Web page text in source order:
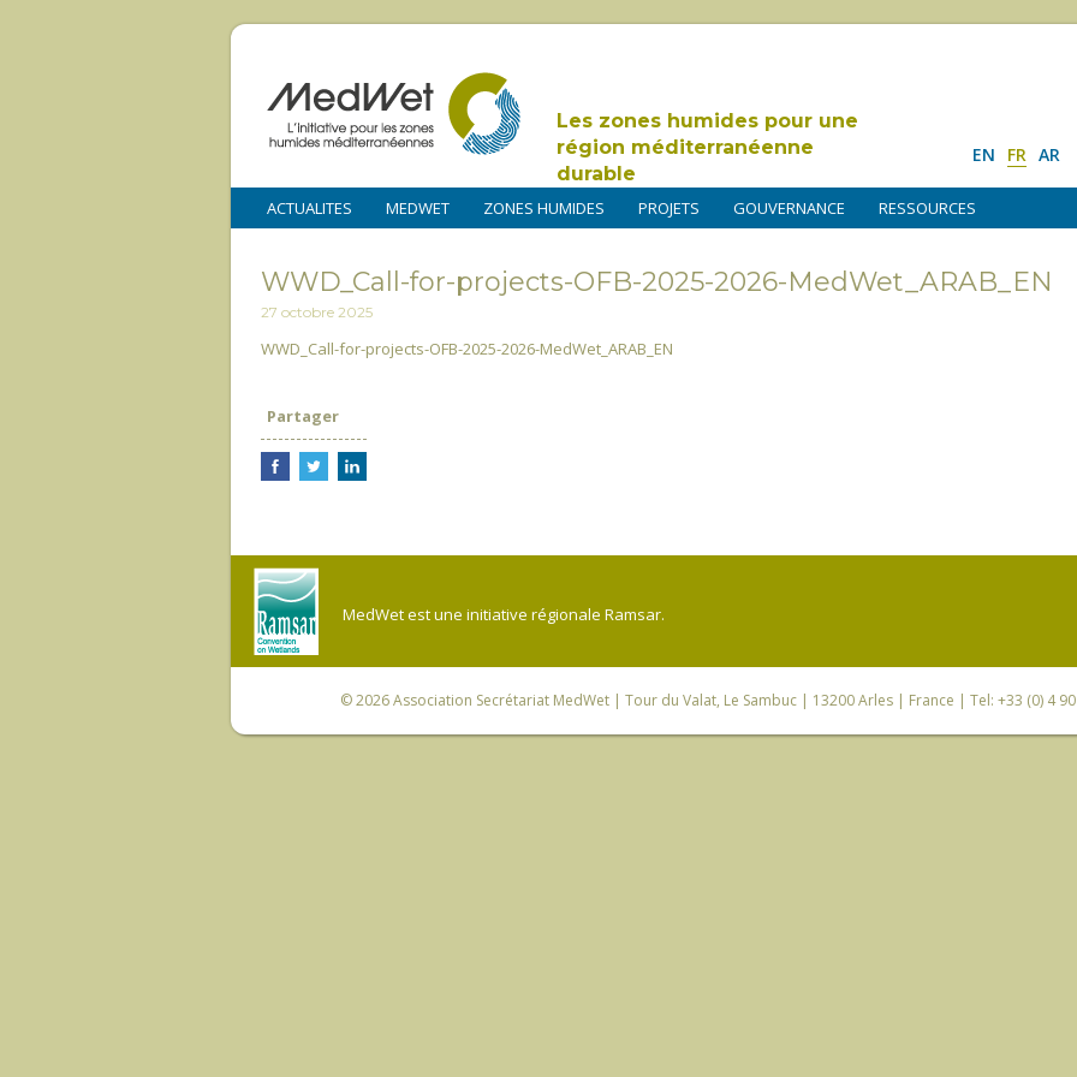
Les zones humides pour une
région méditerranéenne
durable
EN FR AR
ACTUALITES MEDWET ZONES HUMIDES PROJETS GOUVERNANCE RESSOURCES
WWD_Call-for-projects-OFB-2025-2026-MedWet_ARAB_EN
27 octobre 2025
WWD_Call-for-projects-OFB-2025-2026-MedWet_ARAB_EN
Partager
MedWet est une initiative régionale Ramsar.
© 2026Association Secrétariat MedWet | Tour du Valat, Le Sambuc | 13200 Arles | France | Tel: +33 (0) 4